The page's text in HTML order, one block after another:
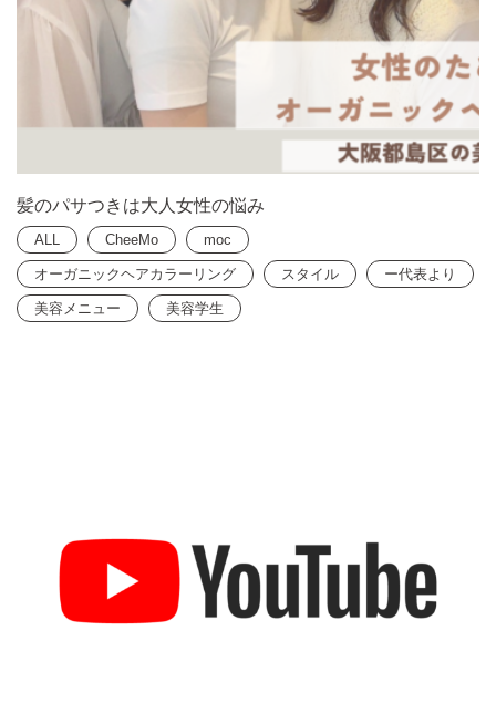
髪のパサつきは大人女性の悩み
ALL CheeMo moc
オーガニックヘアカラーリング スタイル ー代表より
美容メニュー 美容学生